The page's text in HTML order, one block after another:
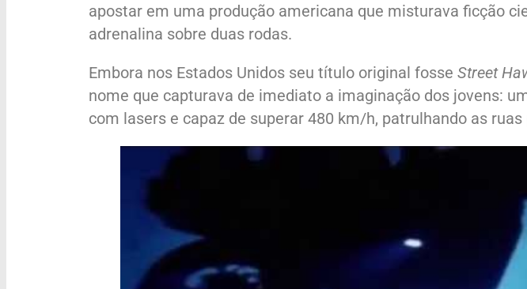
apostar em uma produção americana que misturava ficção
adrenalina sobre duas rodas.
Embora nos Estados Unidos seu título original fosse Street
nome que capturava de imediato a imaginação dos jovens:
com lasers e capaz de superar 480 km/h, patrulhando as